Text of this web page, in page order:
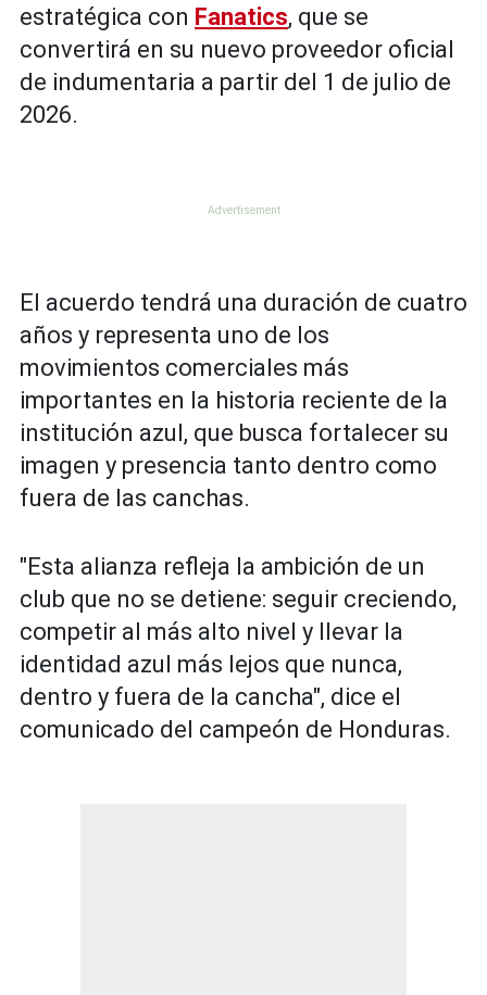
estratégica con Fanatics, que se
convertirá en su nuevo proveedor oficial
de indumentaria a partir del 1 de julio de
2026.
El acuerdo tendrá una duración de cuatro
años y representa uno de los
movimientos comerciales más
importantes en la historia reciente de la
institución azul, que busca fortalecer su
imagen y presencia tanto dentro como
fuera de las canchas.
"Esta alianza refleja la ambición de un
club que no se detiene: seguir creciendo,
competir al más alto nivel y llevar la
identidad azul más lejos que nunca,
dentro y fuera de la cancha", dice el
comunicado del campeón de Honduras.